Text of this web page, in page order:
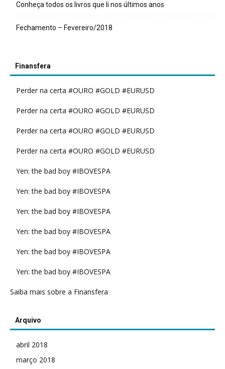
Conheça todos os livros que li nos últimos anos
Fechamento – Fevereiro/2018
Finansfera
Perder na certa #OURO #GOLD #EURUSD
Perder na certa #OURO #GOLD #EURUSD
Perder na certa #OURO #GOLD #EURUSD
Perder na certa #OURO #GOLD #EURUSD
Yen: the bad boy #IBOVESPA
Yen: the bad boy #IBOVESPA
Yen: the bad boy #IBOVESPA
Yen: the bad boy #IBOVESPA
Yen: the bad boy #IBOVESPA
Yen: the bad boy #IBOVESPA
Saiba mais sobre a Finansfera
Arquivo
abril 2018
março 2018